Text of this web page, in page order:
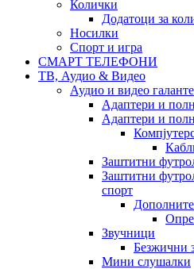
Колички
Додатоци за
Носилки
Спорт и игра
СМАРТ ТЕЛЕФОНИ
ТВ, Аудио & Видео
Аудио и видео
Адаптери и
Адаптери и
Заштитни
Заштитни
спорт
Звучници
Безжични
Мини слушалки